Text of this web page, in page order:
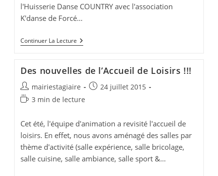
l'Huisserie Danse COUNTRY avec l'association
K'danse de Forcé…
Continuer La Lecture Reportage
Photos
2
3
Des nouvelles de l’Accueil de Loisirs !!!
Auteur/autrice
de
mairiestagiaire
Publication
24 juillet 2015
Temps
lecture :
3 min de lecture
Cet été, l'équipe d'animation a revisité l'accueil de
loisirs. En effet, nous avons aménagé des salles par
thème d'activité (salle expérience, salle bricolage,
salle cuisine, salle ambiance, salle sport &…